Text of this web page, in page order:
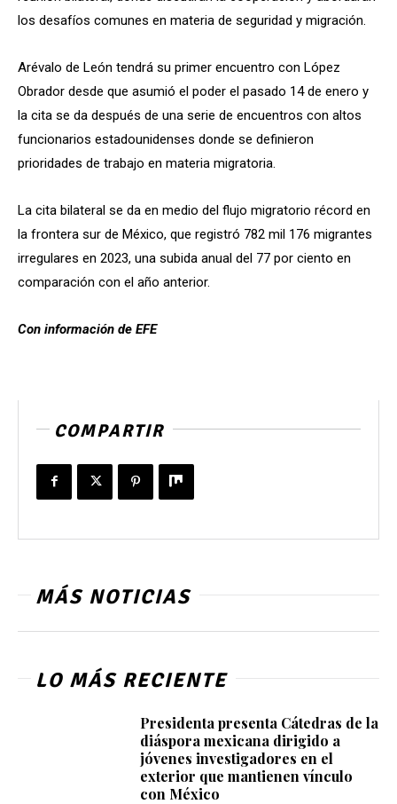
los desafíos comunes en materia de seguridad y migración.
Arévalo de León tendrá su primer encuentro con López
Obrador desde que asumió el poder el pasado 14 de enero y
la cita se da después de una serie de encuentros con altos
funcionarios estadounidenses donde se definieron
prioridades de trabajo en materia migratoria.
La cita bilateral se da en medio del flujo migratorio récord en
la frontera sur de México, que registró 782 mil 176 migrantes
irregulares en 2023, una subida anual del 77 por ciento en
comparación con el año anterior.
Con información de EFE
COMPARTIR
MÁS NOTICIAS
LO MÁS RECIENTE
Presidenta presenta Cátedras de la
diáspora mexicana dirigido a
jóvenes investigadores en el
exterior que mantienen vínculo
con México